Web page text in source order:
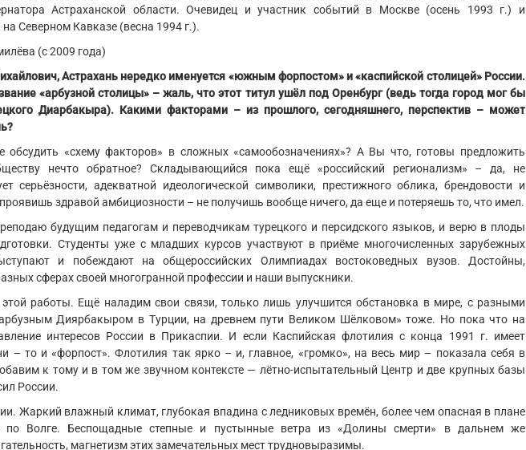
Астраханской области. Очевидец и участник событий в Москве (осень 1993 г.) и
Северном Кавказе (весна 1994 г.).
(с 2009 года)
Астрахань нередко именуется «южным форпостом» и «каспийской столицей» России.
«арбузной столицы» – жаль, что этот титул ушёл под Оренбург (ведь тогда город мог бы
Диарбакыра). Какими факторами – из прошлого, сегодняшнего, перспектив – может
обсудить «схему факторов» в сложных «самообозначениях»? А Вы что, готовы предложить
нечто обратное? Складывающийся пока ещё «российский регионализм» – да, не
серьёзности, адекватной идеологической символики, престижного облика, брендовости и
здравой амбициозности – не получишь вообще ничего, да еще и потеряешь то, что имел.
будущим педагогам и переводчикам турецкого и персидского языков, и верю в плоды
Студенты уже с младших курсов участвуют в приёме многочисленных зарубежных
и побеждают на общероссийских Олимпиадах востоковедных вузов. Достойны,
сферах своей многогранной профессии и наши выпускники.
работы. Ещё наладим свои связи, только лишь улучшится обстановка в мире, с разными
Диярбакыром в Турции, на древнем пути Великом Шёлковом» тоже. Но пока что на
интересов России в Прикаспии. И если Каспийская флотилия с конца 1991 г. имеет
– то и «форпост». Флотилия так ярко – и, главное, «громко», на весь мир – показала себя в
к тому и в том же звучном контексте — лётно-испытательный Центр и две крупных базы
России.
Жаркий влажный климат, глубокая впадина с ледниковых времён, более чем опасная в плане
Волге. Беспощадные степные и пустынные ветра из «Долины смерти» в дальнем же
магнетизм этих замечательных мест трудновыразимы.